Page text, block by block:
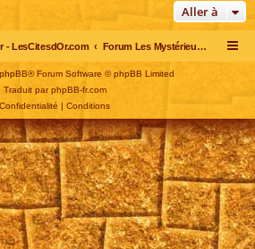
Aller à
- LesCitesdOr.com Forum Les Mystérieuses Cités d'Or
phpBB® Forum Software © phpBB Limited
Traduit parphpBB-fr.com
Confidentialité | Conditions